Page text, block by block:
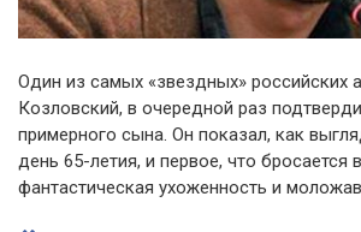
Один из самых «звездных» российских
Козловский, в очередной раз
примерного сына. Он показал, как
день 65-летия, и первое, что бросается
фантастическая ухоженность и